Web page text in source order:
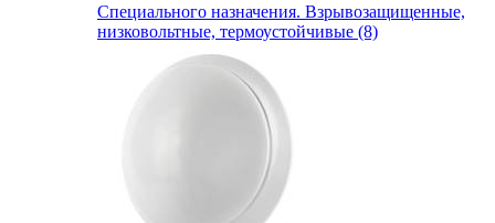
Специального назначения. Взрывозащищенные,
низковольтные, термоустойчивые (8)